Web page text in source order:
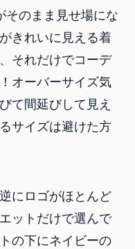
そのまま見せ場にな
きれいに見える着
それだけでコーデ
オーバーサイズ気
て間延びして見え
サイズは避けた方
にロゴがほとんど
ットだけで選んで
の下にネイビーの